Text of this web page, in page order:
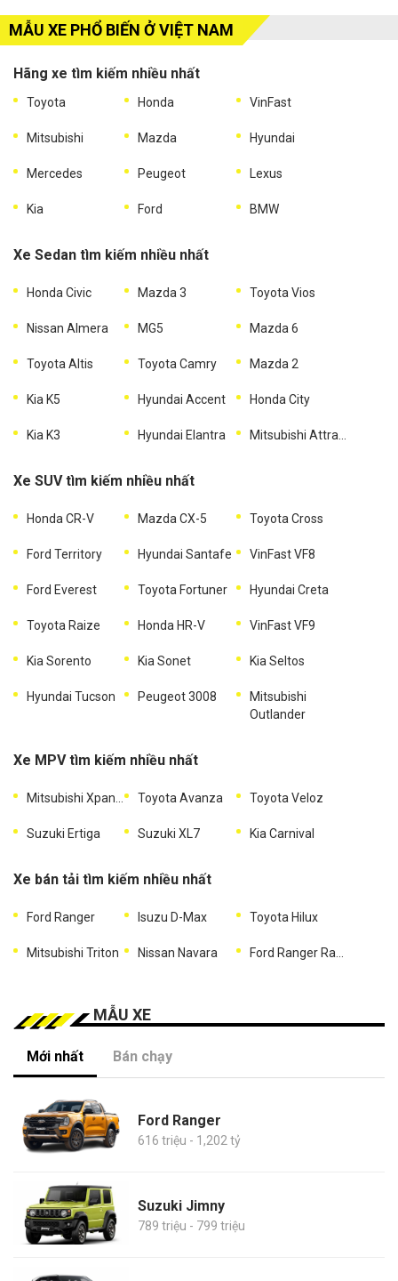
MẪU XE PHỔ BIẾN Ở VIỆT NAM
Hãng xe tìm kiếm nhiều nhất
Toyota Honda VinFast
Mitsubishi Mazda Hyundai
Mercedes Peugeot Lexus
Kia Ford BMW
Xe Sedan tìm kiếm nhiều nhất
Honda Civic Mazda 3 Toyota Vios
Nissan Almera MG5 Mazda 6
Toyota Altis Toyota Camry Mazda 2
Kia K5 Hyundai Accent Honda City
Kia K3 Hyundai Elantra
Xe SUV tìm kiếm nhiều nhất
Honda CR-V Mazda CX-5 Toyota Cross
Ford Territory Hyundai Santafe VinFast VF8
Ford Everest Toyota Fortuner Hyundai Creta
Toyota Raize Honda HR-V VinFast VF9
Kia Sorento Kia Sonet Kia Seltos
Hyundai Tucson Peugeot 3008
Mitsubishi
Outlander
Xe MPV tìm kiếm nhiều nhất
Toyota Avanza Toyota Veloz
Suzuki Ertiga Suzuki XL7 Kia Carnival
Xe bán tải tìm kiếm nhiều nhất
Ford Ranger Isuzu D-Max Toyota Hilux
Mitsubishi Triton Nissan Navara
MẪU XE
Mới nhất Bán chạy
Ford Ranger
616 triệu - 1,202 tỷ
Suzuki Jimny
789 triệu - 799 triệu